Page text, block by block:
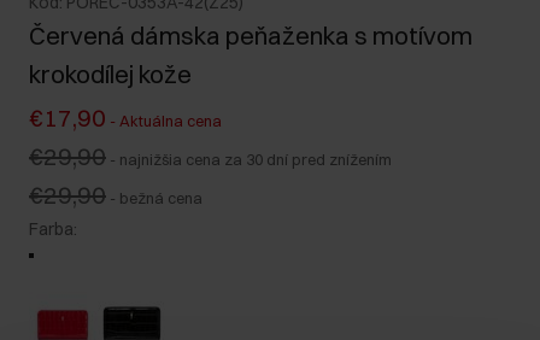
Červená dámska peňaženka s motívom
krokodílej kože
€17,90 - Aktuálna cena
€29,90 - najnižšia cena za 30 dní pred znížením
€29,90 - bežná cena
Farba: